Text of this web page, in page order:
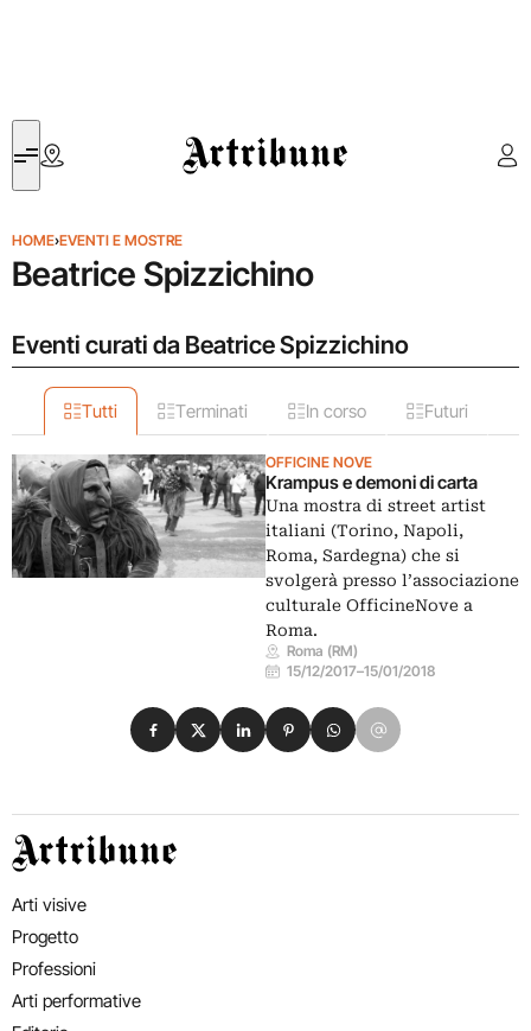
Artribune
HOME›EVENTI E MOSTRE
Beatrice Spizzichino
Eventi curati da Beatrice Spizzichino
Tutti Terminati In corso Futuri
OFFICINE NOVE
Krampus e demoni di carta
Una mostra di street artist
italiani (Torino, Napoli,
Roma, Sardegna) che si
svolgerà presso l’associazione
culturale OfficineNove a
Roma.
Roma (RM)
15/12/2017–15/01/2018
Condividi su Facebook
Condividi su X
Condividi su LinkedIn
Condividi su Pinterest
Condividi su WhatsApp
Condividi su Email
Artribune
Arti visive
Progetto
Professioni
Arti performative